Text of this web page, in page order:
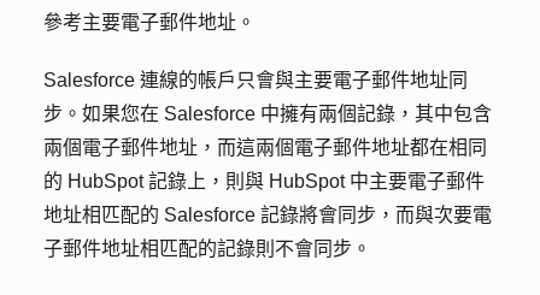
參考主要電子郵件地址。
Salesforce 連線的帳戶只會與主要電子郵件地址同
步。如果您在 Salesforce 中擁有兩個記錄，其中包含
兩個電子郵件地址，而這兩個電子郵件地址都在相同
的 HubSpot 記錄上，則與 HubSpot 中主要電子郵件
地址相匹配的 Salesforce 記錄將會同步，而與次要電
子郵件地址相匹配的記錄則不會同步。